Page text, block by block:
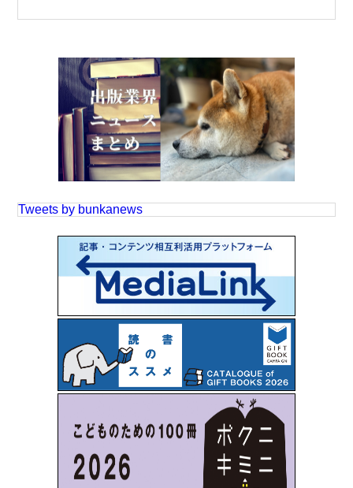
Tweets by bunkanews